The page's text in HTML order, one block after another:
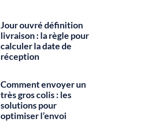
Jour ouvré définition
livraison : la règle pour
calculer la date de
réception
Comment envoyer un
très gros colis : les
solutions pour
optimiser l’envoi